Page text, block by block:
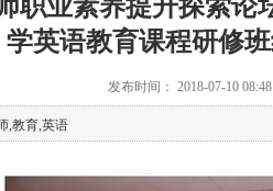
职业素养提升探索
学英语教育课程研修
发布时间： 2018-07-10
,教育,英语